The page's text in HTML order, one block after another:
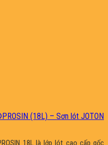
(18L) – Sơn lót JOTON
18L là lớp lót cao cấp gốc